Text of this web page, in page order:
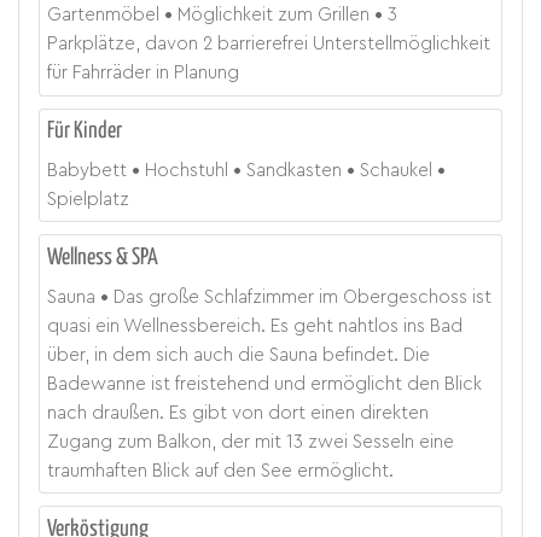
Gartenmöbel Möglichkeit zum Grillen
3
Parkplätze, davon 2 barrierefrei Unterstellmöglichkeit
für Fahrräder in Planung
Für Kinder
Babybett Hochstuhl Sandkasten
Schaukel
Spielplatz
Wellness & SPA
Sauna
Das große Schlafzimmer im Obergeschoss ist
quasi ein Wellnessbereich. Es geht nahtlos ins Bad
über, in dem sich auch die Sauna befindet. Die
Badewanne ist freistehend und ermöglicht den Blick
nach draußen. Es gibt von dort einen direkten
Zugang zum Balkon, der mit 13 zwei Sesseln eine
traumhaften Blick auf den See ermöglicht.
Verköstigung